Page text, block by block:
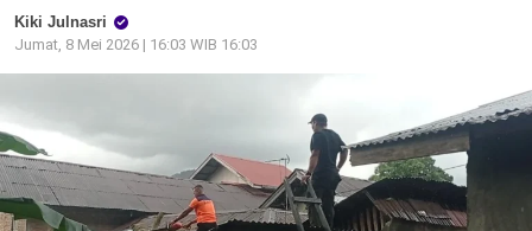
Kiki Julnasri
Jumat, 8 Mei 2026 | 16:03 WIB 16:03